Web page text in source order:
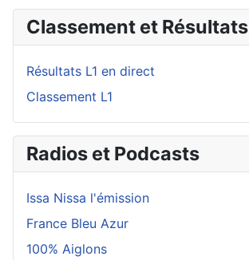
Classement et Résultats
Résultats L1 en direct
Classement L1
Radios et Podcasts
Issa Nissa l'émission
France Bleu Azur
100% Aiglons